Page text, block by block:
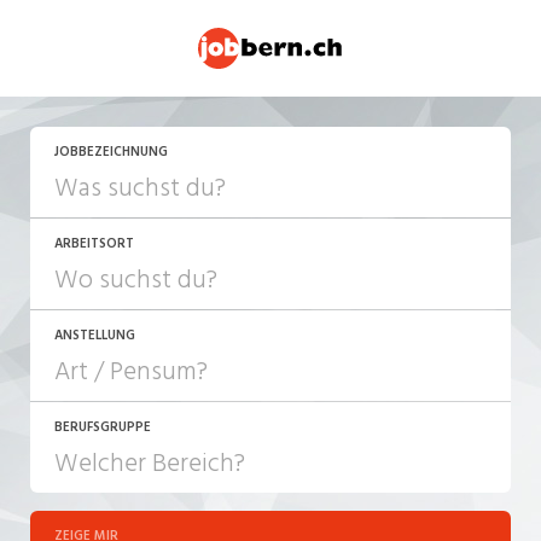
JOBBEZEICHNUNG
ARBEITSORT
ANSTELLUNG
JOB-TYP
Festanstellung
BERUFSGRUPPE
ZEIGE MIR